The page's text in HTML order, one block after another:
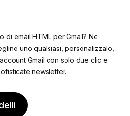
di email HTML per Gmail? Ne
uno qualsiasi, personalizzalo,
Gmail con solo due clic e
newsletter.